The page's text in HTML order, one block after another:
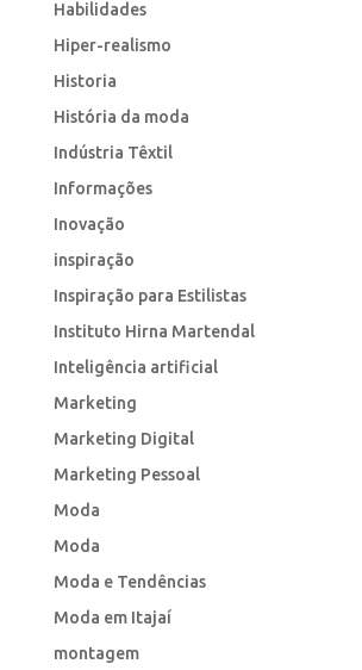
Habilidades
Hiper-realismo
Historia
História da moda
Indústria Têxtil
Informações
Inovação
inspiração
Inspiração para Estilistas
Instituto Hirna Martendal
Inteligência artificial
Marketing
Marketing Digital
Marketing Pessoal
Moda
Moda
Moda e Tendências
Moda em Itajaí
montagem